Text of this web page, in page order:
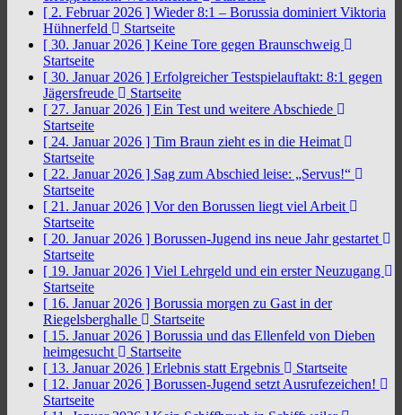
[ 2. Februar 2026 ] Wieder 8:1 – Borussia dominiert Viktoria
Hühnerfeld
Startseite
[ 30. Januar 2026 ] Keine Tore gegen Braunschweig
Startseite
[ 30. Januar 2026 ] Erfolgreicher Testspielauftakt: 8:1 gegen
Jägersfreude
Startseite
[ 27. Januar 2026 ] Ein Test und weitere Abschiede
Startseite
[ 24. Januar 2026 ] Tim Braun zieht es in die Heimat
Startseite
[ 22. Januar 2026 ] Sag zum Abschied leise: „Servus!“
Startseite
[ 21. Januar 2026 ] Vor den Borussen liegt viel Arbeit
Startseite
[ 20. Januar 2026 ] Borussen-Jugend ins neue Jahr gestartet
Startseite
[ 19. Januar 2026 ] Viel Lehrgeld und ein erster Neuzugang
Startseite
[ 16. Januar 2026 ] Borussia morgen zu Gast in der
Riegelsberghalle
Startseite
[ 15. Januar 2026 ] Borussia und das Ellenfeld von Dieben
heimgesucht
Startseite
[ 13. Januar 2026 ] Erlebnis statt Ergebnis
Startseite
[ 12. Januar 2026 ] Borussen-Jugend setzt Ausrufezeichen!
Startseite